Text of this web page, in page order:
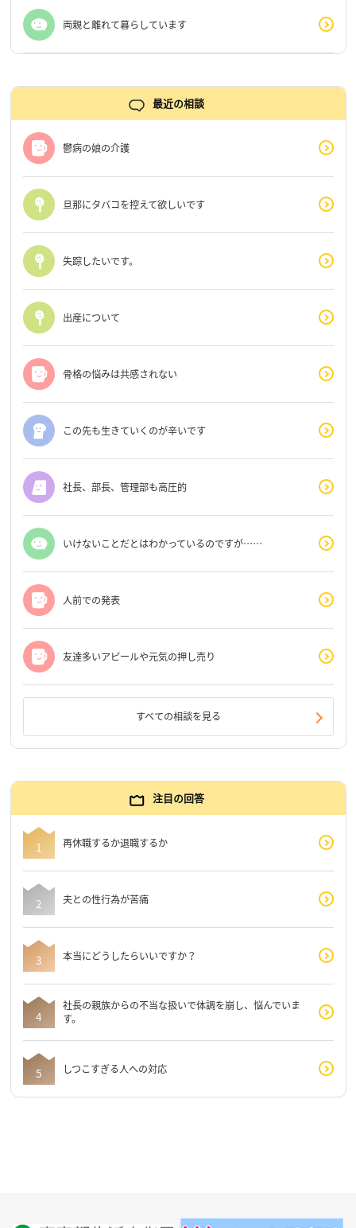
両親と離れて暮らしています
最近の相談
鬱病の娘の介護
旦那にタバコを控えて欲しいです
失踪したいです。
出産について
骨格の悩みは共感されない
この先も生きていくのが辛いです
社長、部長、管理部も高圧的
いけないことだとはわかっているのですが……
人前での発表
友達多いアピールや元気の押し売り
すべての相談を見る
注目の回答
再休職するか退職するか
夫との性行為が苦痛
本当にどうしたらいいですか？
社長の親族からの不当な扱いで体調を崩し、悩んでいま
す。
しつこすぎる人への対応